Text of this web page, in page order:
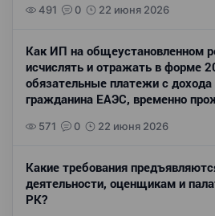
491 0 22 июня 2026
Как ИП на общеустановленном
исчислять и отражать в форме
обязательные платежи с
гражданина ЕАЭС, временно
571 0 22 июня 2026
Какие требования
деятельности, оценщикам и
РК?